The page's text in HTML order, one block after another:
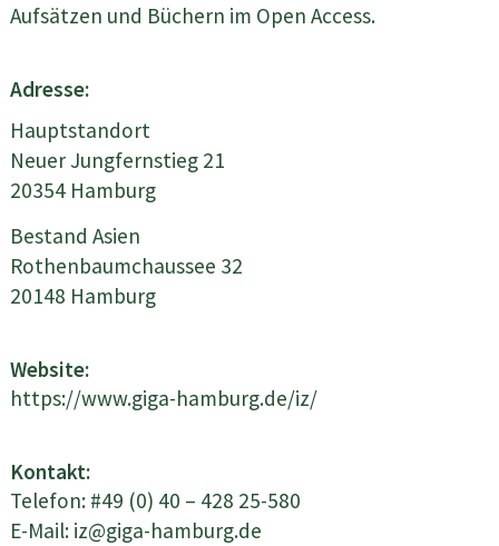
Aufsätzen und Büchern im Open Access.
Adresse:
Hauptstandort
Neuer Jungfernstieg 21
20354 Hamburg
Bestand Asien
Rothenbaumchaussee 32
20148 Hamburg
Website:
https://www.giga-hamburg.de/iz/
Kontakt:
Telefon: #49 (0) 40 – 428 25-580
E-Mail:iz@giga-hamburg.de